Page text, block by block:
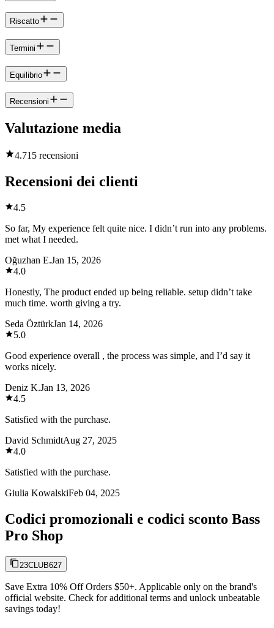
Riscatto
Termini
Equilibrio
Recensioni
Valutazione media
4.715 recensioni
Recensioni dei clienti
4.5
So far, My experience felt quite nice. I didn’t run into any problems.
met what I needed.
Oğuzhan E.Jan 15, 2026
4.0
Honestly, The product ended up being reliable. setup didn’t take
much time. worth giving a try.
Seda ÖztürkJan 14, 2026
5.0
Good experience overall , the process was simple, and I’d say it
works nicely.
Deniz K.Jan 13, 2026
4.5
Satisfied with the purchase.
David SchmidtAug 27, 2025
4.0
Satisfied with the purchase.
Giulia KowalskiFeb 04, 2025
Codici promozionali e codici sconto Bass
Pro Shop
23CLUB627
Save Extra 10% Off Orders $50+. Applicable only on the brand's
official website. Check for additional terms and unlock unbeatable
savings today!